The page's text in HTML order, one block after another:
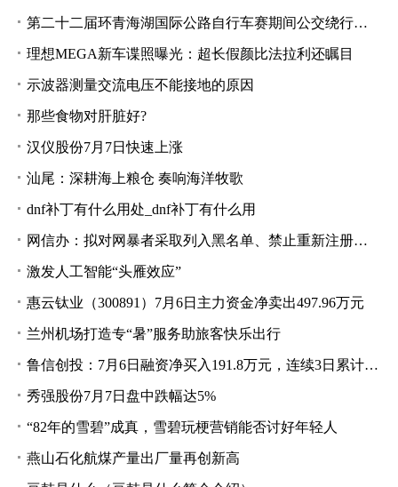
第二十二届环青海湖国际公路自行车赛期间公交绕行公告
理想MEGA新车谍照曝光：超长假颜比法拉利还瞩目
示波器测量交流电压不能接地的原因
那些食物对肝脏好?
汉仪股份7月7日快速上涨
汕尾：深耕海上粮仓 奏响海洋牧歌
dnf补丁有什么用处_dnf补丁有什么用
网信办：拟对网暴者采取列入黑名单、禁止重新注册等处置措施
激发人工智能“头雁效应”
惠云钛业（300891）7月6日主力资金净卖出497.96万元
兰州机场打造专“暑”服务助旅客快乐出行
鲁信创投：7月6日融资净买入191.8万元，连续3日累计净买入370.48万元
秀强股份7月7日盘中跌幅达5%
“82年的雪碧”成真，雪碧玩梗营销能否讨好年轻人
燕山石化航煤产量出厂量再创新高